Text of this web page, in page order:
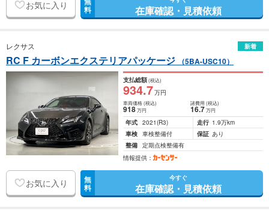
お気に入り 料 在庫確認・見積依頼
レクサス 新着
RC F カーボンエクステリアパッケージ （5BA-USC10）
支払総額(税込)
934.7万円
車両価格(税込)
918万円
諸費用 (税込)
16.7 万円
年式 2021(R3) 走行 1.9万km
車検 車検整備付 保証 あり
整備 定期点検整備有
情報提供：
お気に入り 無
料
今すぐ
在庫確認・見積依頼